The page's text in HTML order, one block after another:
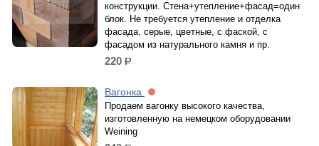
конструкции. Стена+утепление+фасад=один
блок. Не требуется утепление и отделка
фасада, серые, цветные, с фаской, с
фасадом из натурального камня и пр.
220 р.
Вагонка
Продаем вагонку высокого качества,
изготовленную на немецком оборудовании
Weining